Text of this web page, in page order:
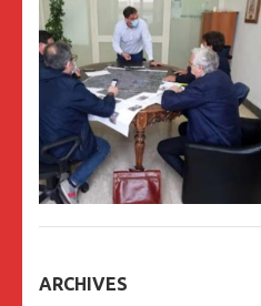
ARCHIVES